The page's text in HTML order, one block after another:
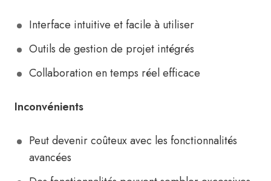
Interface intuitive et facile à utiliser
Outils de gestion de projet intégrés
Collaboration en temps réel efficace
Inconvénients
Peut devenir coûteux avec les fonctionnalités
avancées